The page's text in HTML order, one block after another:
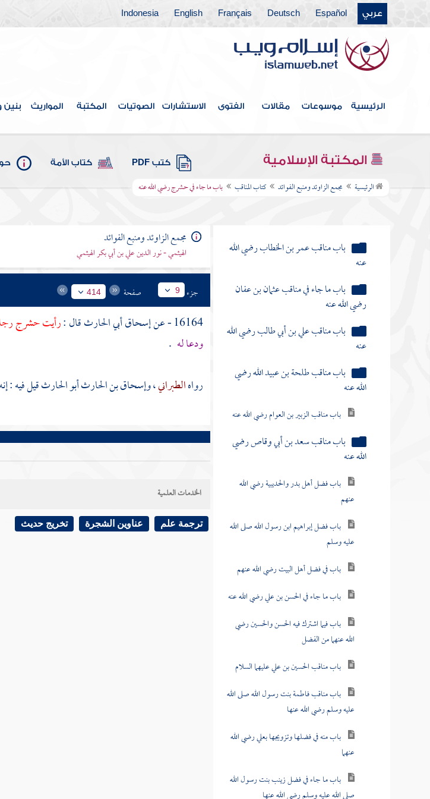
عربي Español
Deutsch
Français
English
Indonesia
الرئيسية موسوعات مقالات الفتوى الاستشارات الصوتيات المكتبة المواريث بنين
المكتبة الإسلامية كتب PDF كتاب الأمة
الرئيسية مجمع الزاوئد ومنبع الفوائد كتاب المناقب باب ما جاء في حشرج رضي الله عنه
كتاب القدر
كتاب الفتن أعاذنا الله منها
كتاب الأدب
كتاب البر والصلة
كتاب فيه ذكر الأنبياء
كتاب علامات النبوة
كتاب المناقب
باب مناقب عمر بن الخطاب رضي الله
عنه
باب ما جاء في مناقب عثمان بن عفان
رضي الله عنه
باب مناقب علي بن أبي طالب رضي الله
عنه
باب مناقب طلحة بن عبيد الله رضي
الله عنه
باب مناقب الزبير بن العوام رضي الله عنه
باب مناقب سعد بن أبي وقاص رضي
الله عنه
باب فضل أهل بدر والحديبية رضي الله
عنهم
باب فضل إبراهيم ابن رسول الله صلى الله
عليه وسلم
باب في فضل أهل البيت رضي الله عنهم
باب ما جاء في الحسن بن علي رضي الله عنه
باب فيما اشترك فيه الحسن والحسين رضي
الله عنهما من الفضل
باب مناقب الحسين بن علي عليهما السلام
باب مناقب فاطمة بنت رسول الله صلى الله
عليه وسلم رضي الله عنها
باب منه في فضلها وتزويجها بعلي رضي الله
عنهما
باب ما جاء في فضل زينب بنت رسول الله
مجمع الزاوئد ومنبع الفوائد
الهيثمي - نور الدين علي بن أبي بكر الهيثمي
جزء 9 صفحة 414
16164 - عن إسحاق أبي الحارثقال :رأيتحشرج
ودعا له .
رواهالطبراني،وإسحاق بن الحارث أبو الحارثقيل فيه :
الخدمات العلمية
ترجمة علم عناوين الشجرة تخريج حديث